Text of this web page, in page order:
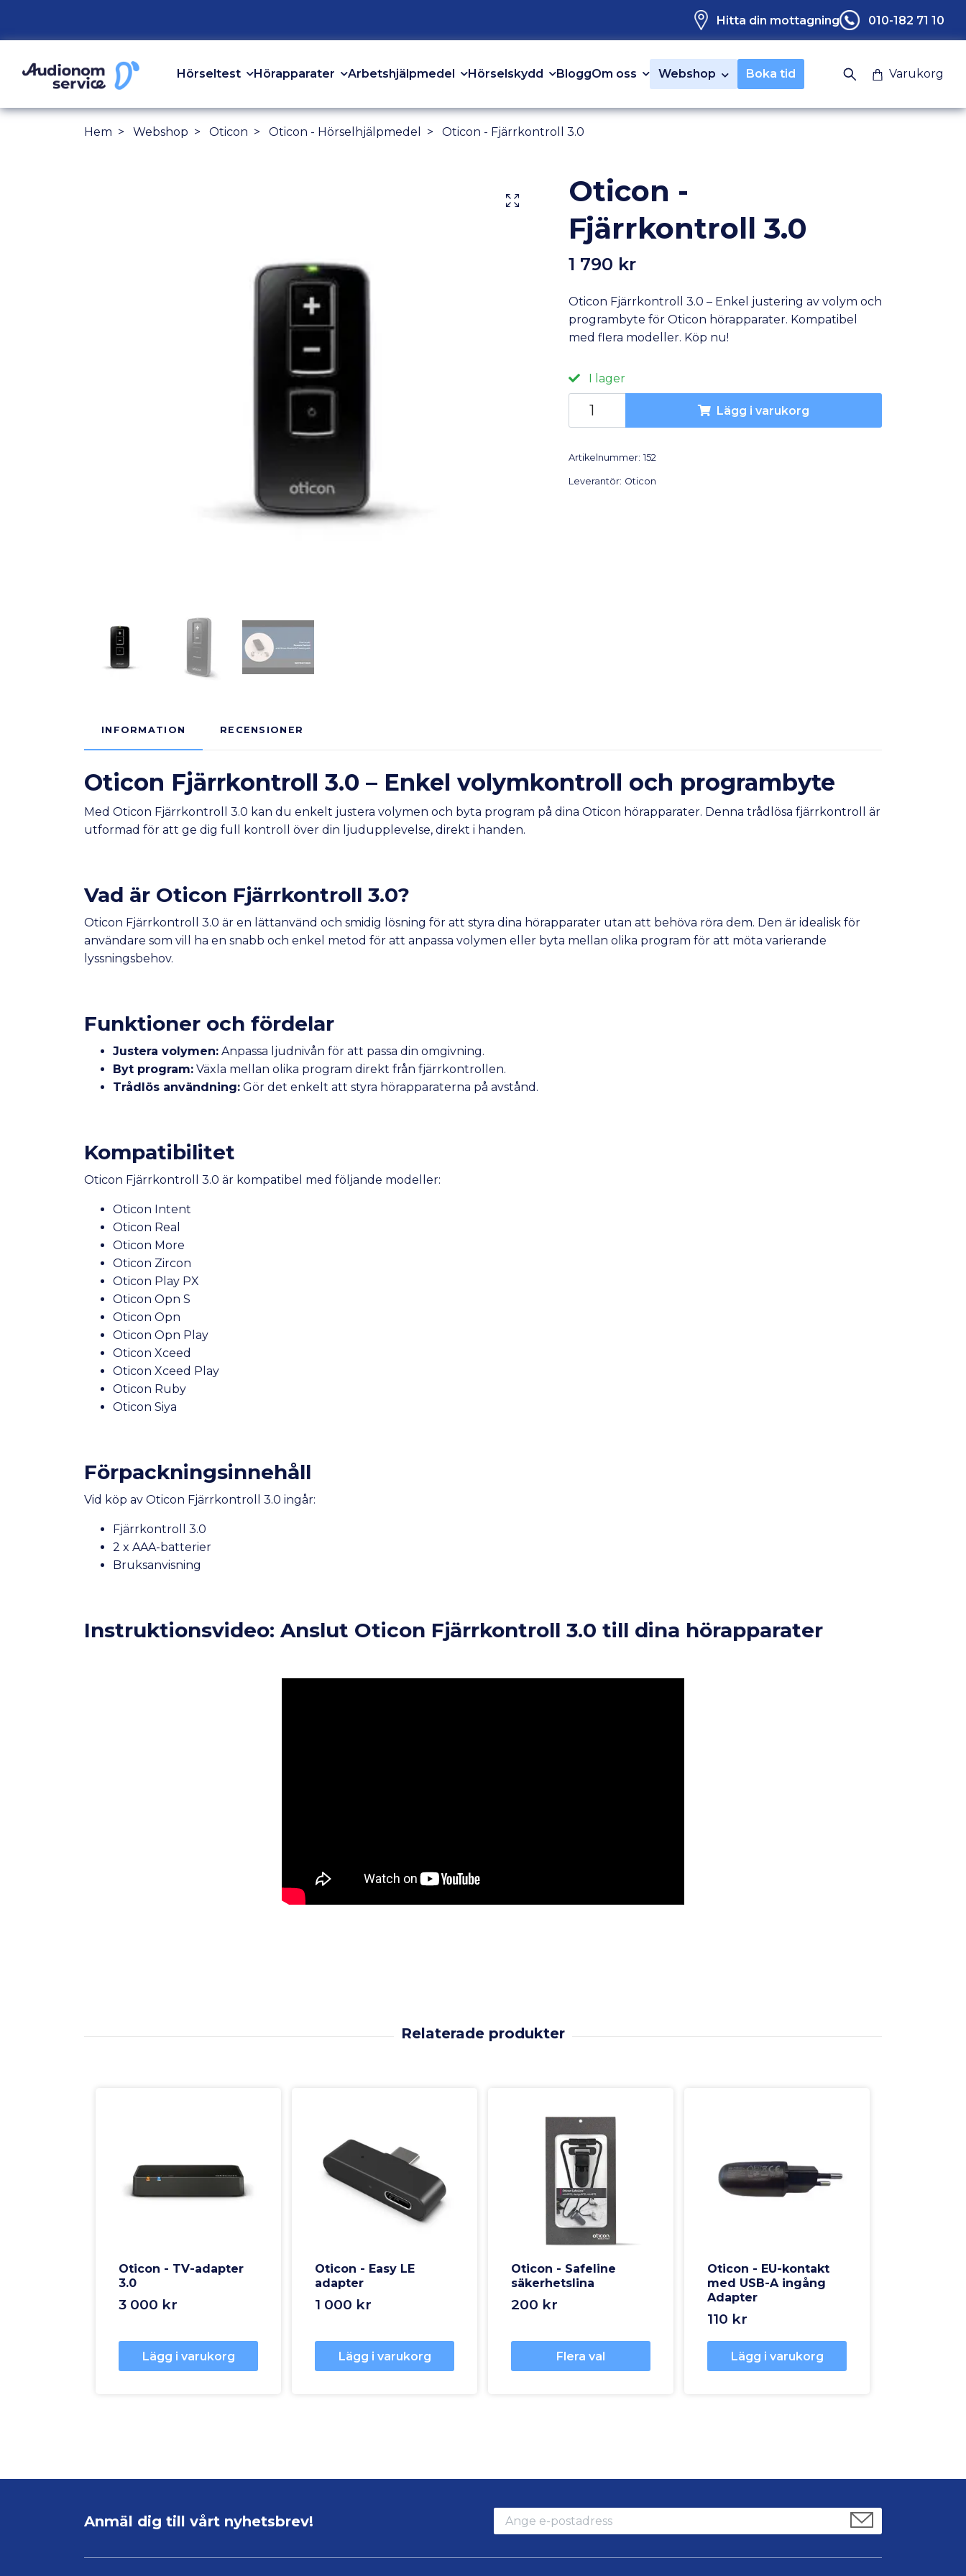
Hitta din mottagning 010-182 71 10
Hörseltest Hörapparater Arbetshjälpmedel Hörselskydd BloggOm oss Webshop Boka tid Varukorg
Hem Webshop Oticon Oticon - Hörselhjälpmedel Oticon - Fjärrkontroll 3.0
Oticon -
Fjärrkontroll 3.0
1 790 kr
Oticon Fjärrkontroll 3.0 – Enkel justering av volym och
programbyte för Oticon hörapparater. Kompatibel
med flera modeller. Köp nu!
I lager
Lägg i varukorg
Artikelnummer: 152
Leverantör: Oticon
INFORMATION RECENSIONER
Oticon Fjärrkontroll 3.0 – Enkel volymkontroll och programbyte
Med Oticon Fjärrkontroll 3.0 kan du enkelt justera volymen och byta program på dina Oticon hörapparater. Denna trådlösa fjärrkontroll är
utformad för att ge dig full kontroll över din ljudupplevelse, direkt i handen.
Vad är Oticon Fjärrkontroll 3.0?
Oticon Fjärrkontroll 3.0 är en lättanvänd och smidig lösning för att styra dina hörapparater utan att behöva röra dem. Den är idealisk för
användare som vill ha en snabb och enkel metod för att anpassa volymen eller byta mellan olika program för att möta varierande
lyssningsbehov.
Funktioner och fördelar
Justera volymen: Anpassa ljudnivån för att passa din omgivning.
Byt program: Växla mellan olika program direkt från fjärrkontrollen.
Trådlös användning: Gör det enkelt att styra hörapparaterna på avstånd.
Kompatibilitet
Oticon Fjärrkontroll 3.0 är kompatibel med följande modeller:
Oticon Intent
Oticon Real
Oticon More
Oticon Zircon
Oticon Play PX
Oticon Opn S
Oticon Opn
Oticon Opn Play
Oticon Xceed
Oticon Xceed Play
Oticon Ruby
Oticon Siya
Förpackningsinnehåll
Vid köp av Oticon Fjärrkontroll 3.0 ingår:
Fjärrkontroll 3.0
2 x AAA-batterier
Bruksanvisning
Instruktionsvideo: Anslut Oticon Fjärrkontroll 3.0 till dina hörapparater
Oticon - TV-adapter
3.0
3 000 kr
Lägg i varukorg
Oticon - Easy LE
adapter
1 000 kr
Lägg i varukorg
Oticon - Safeline
säkerhetslina
200 kr
Flera val
Oticon - EU-kontakt
med USB-A ingång
Adapter
110 kr
Lägg i varukorg
Anmäl dig till vårt nyhetsbrev!